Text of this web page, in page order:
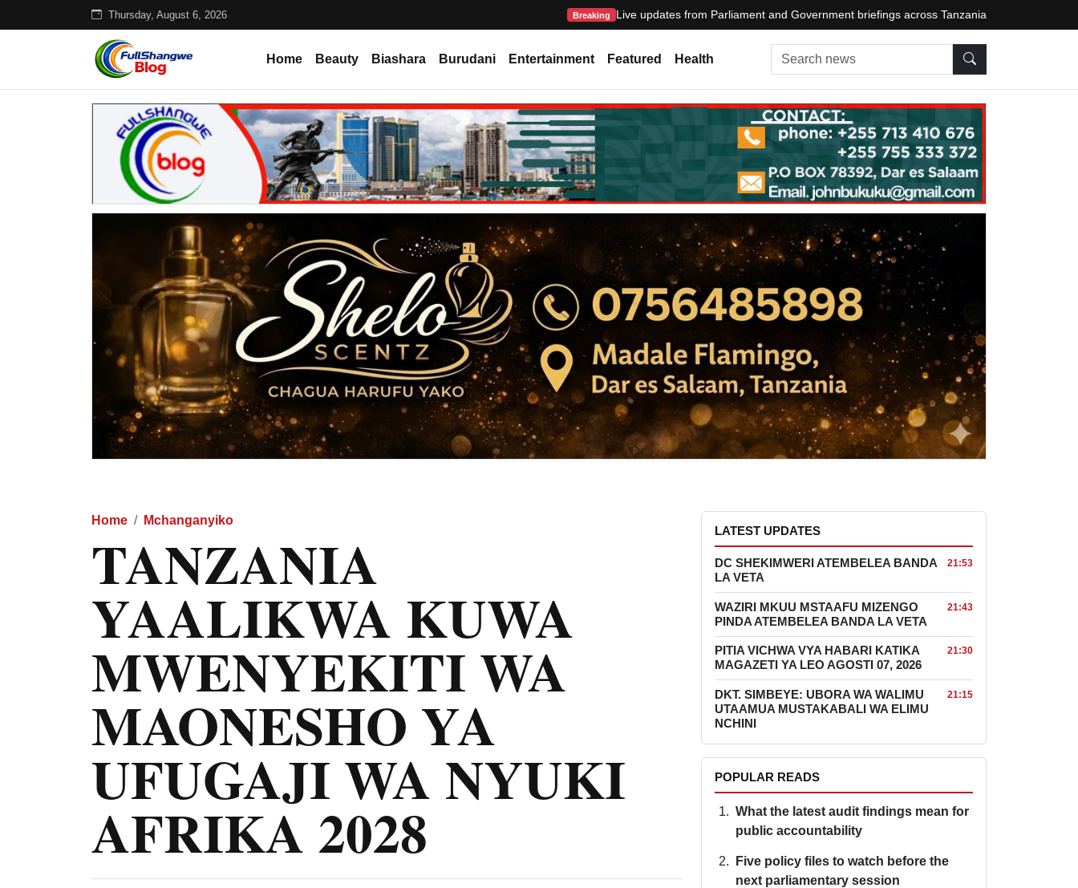
Thursday, August 6, 2026 Breaking Live updates from Parliament and Government briefings across Tanzania
Home Beauty Biashara Burudani Entertainment Featured Health Search news
Home Mchanganyiko
TANZANIA
YAALIKWA KUWA
MWENYEKITI WA
MAONESHO YA
UFUGAJI WA NYUKI
AFRIKA 2028
LATEST UPDATES
DC SHEKIMWERI ATEMBELEA BANDA
LA VETA
21:53
WAZIRI MKUU MSTAAFU MIZENGO
PINDA ATEMBELEA BANDA LA VETA
21:43
PITIA VICHWA VYA HABARI KATIKA
MAGAZETI YA LEO AGOSTI 07, 2026
21:30
DKT. SIMBEYE: UBORA WA WALIMU
UTAAMUA MUSTAKABALI WA ELIMU
NCHINI
21:15
POPULAR READS
What the latest audit findings mean for
public accountability
Five policy files to watch before the
next parliamentary session